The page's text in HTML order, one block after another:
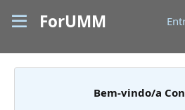
ForUMM
Bem-vindo/a